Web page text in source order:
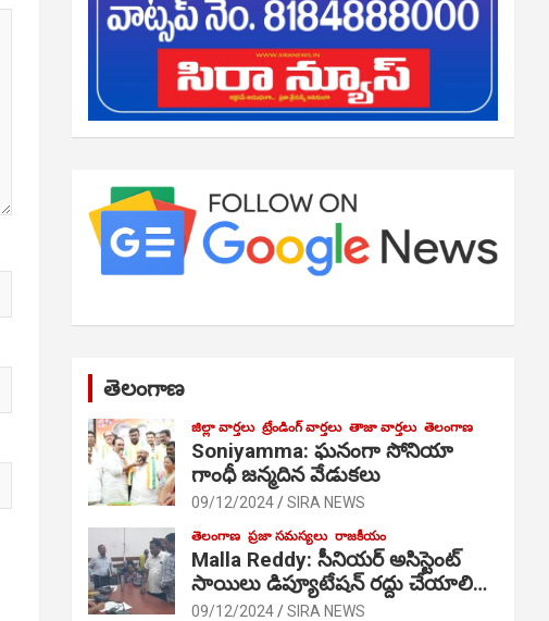
తెలంగాణ
జిల్లా వార్తలు ట్రేండింగ్ వార్తలు తాజా వార్తలు తెలంగాణ
Soniyamma: ఘ‌నంగా సోనియా
గాంధీ జ‌న్మ‌దిన వేడుక‌లు
09/12/2024 SIRA NEWS
తెలంగాణ ప్రజా సమస్యలు రాజకీయం
Malla Reddy: సీనియర్ అసిస్టెంట్
సాయిలు డిప్యూటేషన్ రద్దు చేయాలి…
09/12/2024 SIRA NEWS